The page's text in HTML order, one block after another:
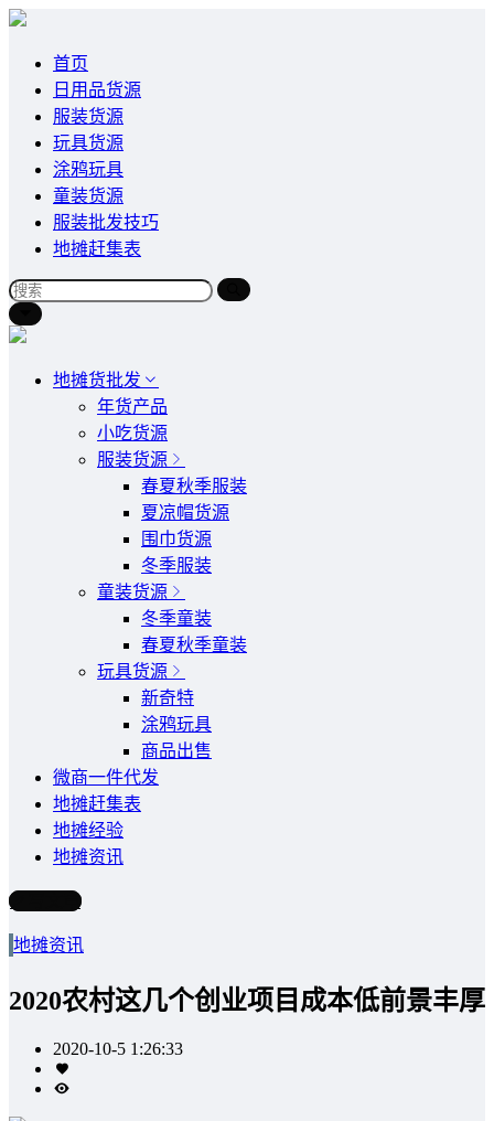
首页
日用品货源
服装货源
玩具货源
涂鸦玩具
童装货源
服装批发技巧
地摊赶集表
地摊货批发
年货产品
小吃货源
服装货源
春夏秋季服装
夏凉帽货源
围巾货源
冬季服装
童装货源
冬季童装
春夏秋季童装
玩具货源
新奇特
涂鸦玩具
商品出售
微商一件代发
地摊赶集表
地摊经验
地摊资讯
写文章
地摊资讯
2020农村这几个创业项目成本低前景丰厚
2020-10-5 1:26:33